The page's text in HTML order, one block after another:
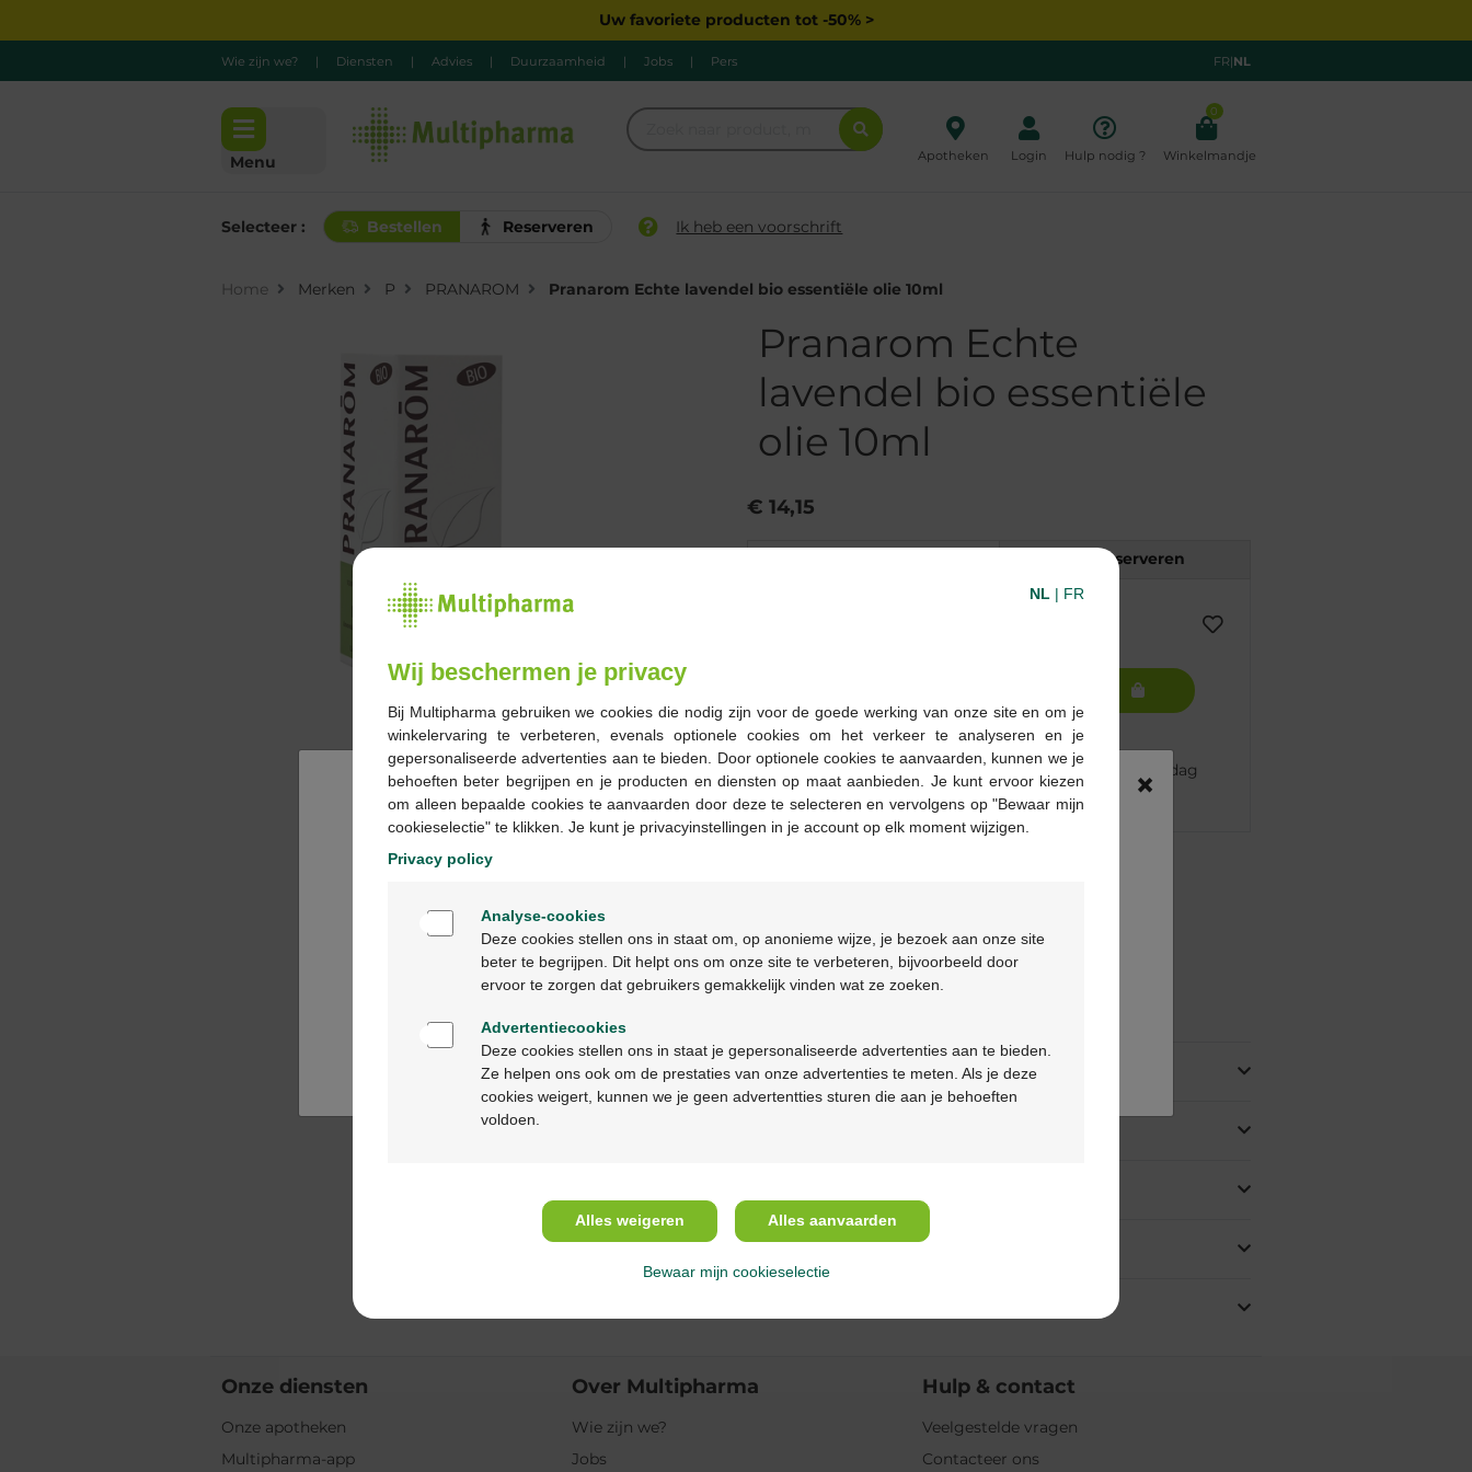
Uw favoriete producten tot -50% >
Wie zijn we? | Diensten | Advies | Duurzaamheid | Jobs | Pers FR|NL
Menu Apotheken Login Hulp nodig ?
0
Winkelmandje
Selecteer : Bestellen Reserveren Ik heb een voorschrift
Home Merken P PRANAROM Pranarom Echte lavendel bio essentiële olie 10ml
Pranarom Echte
lavendel bio essentiële
olie 10ml
€ 14,15
Reserveren
In winkelmandje
Max. aantal = 12
Op werkdagen vóór 12u besteld, volgende werkdag
geleverd
Klantendienst via chat of contactformulier
Beschrijving
Gebruik
Onze diensten
Onze apotheken
Multipharma-app
Over Multipharma
Wie zijn we?
Jobs
Hulp & contact
Veelgestelde vragen
Contacteer ons
×
Ga verder in het nederlands
NL | FR
Wij beschermen je privacy
Bij Multipharma gebruiken we cookies die nodig zijn voor de goede werking van onze site en om je
winkelervaring te verbeteren, evenals optionele cookies om het verkeer te analyseren en je
gepersonaliseerde advertenties aan te bieden. Door optionele cookies te aanvaarden, kunnen we je
behoeften beter begrijpen en je producten en diensten op maat aanbieden. Je kunt ervoor kiezen
om alleen bepaalde cookies te aanvaarden door deze te selecteren en vervolgens op "Bewaar mijn
cookieselectie" te klikken. Je kunt je privacyinstellingen in je account op elk moment wijzigen.
Privacy policy
Analyse-cookies
Deze cookies stellen ons in staat om, op anonieme wijze, je bezoek aan onze site
beter te begrijpen. Dit helpt ons om onze site te verbeteren, bijvoorbeeld door
ervoor te zorgen dat gebruikers gemakkelijk vinden wat ze zoeken.
Advertentiecookies
Deze cookies stellen ons in staat je gepersonaliseerde advertenties aan te bieden.
Ze helpen ons ook om de prestaties van onze advertenties te meten. Als je deze
cookies weigert, kunnen we je geen advertentties sturen die aan je behoeften
voldoen.
Alles weigeren Alles aanvaarden
Bewaar mijn cookieselectie